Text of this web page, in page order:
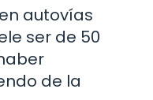
autovías
ser de 50
de la